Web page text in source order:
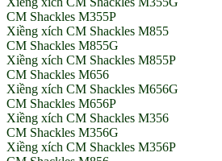
CM Shackles M355P
Xiềng xích CM Shackles M855
CM Shackles M855G
Xiềng xích CM Shackles M855P
CM Shackles M656
Xiềng xích CM Shackles M656G
CM Shackles M656P
Xiềng xích CM Shackles M356
CM Shackles M356G
Xiềng xích CM Shackles M356P